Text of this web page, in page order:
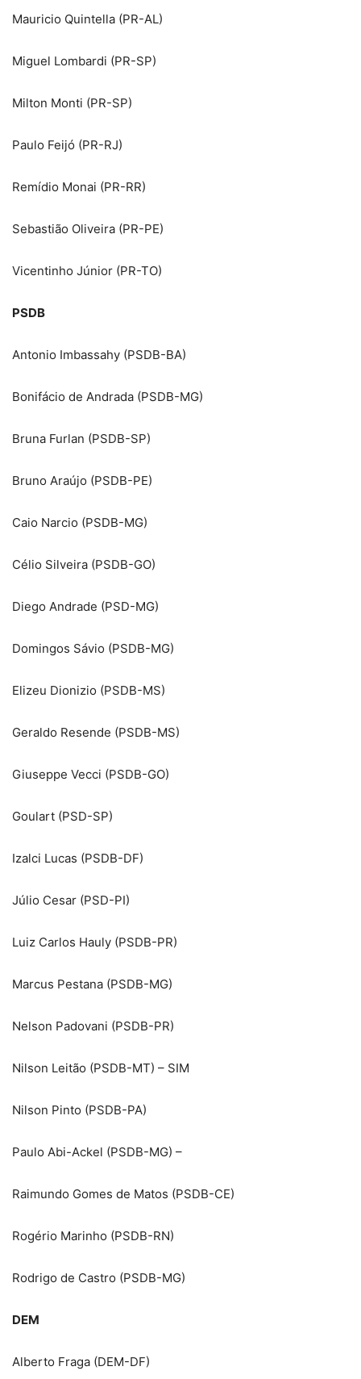
Mauricio Quintella (PR-AL)
Miguel Lombardi (PR-SP)
Milton Monti (PR-SP)
Paulo Feijó (PR-RJ)
Remídio Monai (PR-RR)
Sebastião Oliveira (PR-PE)
Vicentinho Júnior (PR-TO)
PSDB
Antonio Imbassahy (PSDB-BA)
Bonifácio de Andrada (PSDB-MG)
Bruna Furlan (PSDB-SP)
Bruno Araújo (PSDB-PE)
Caio Narcio (PSDB-MG)
Célio Silveira (PSDB-GO)
Diego Andrade (PSD-MG)
Domingos Sávio (PSDB-MG)
Elizeu Dionizio (PSDB-MS)
Geraldo Resende (PSDB-MS)
Giuseppe Vecci (PSDB-GO)
Goulart (PSD-SP)
Izalci Lucas (PSDB-DF)
Júlio Cesar (PSD-PI)
Luiz Carlos Hauly (PSDB-PR)
Marcus Pestana (PSDB-MG)
Nelson Padovani (PSDB-PR)
Nilson Leitão (PSDB-MT) – SIM
Nilson Pinto (PSDB-PA)
Paulo Abi-Ackel (PSDB-MG) –
Raimundo Gomes de Matos (PSDB-CE)
Rogério Marinho (PSDB-RN)
Rodrigo de Castro (PSDB-MG)
DEM
Alberto Fraga (DEM-DF)